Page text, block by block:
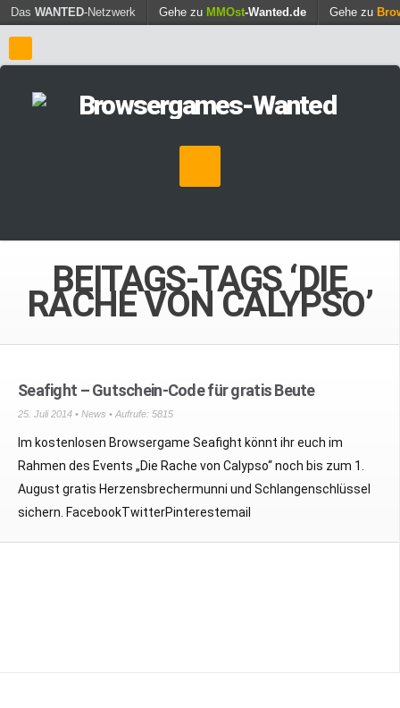
Das WANTED-Netzwerk Gehe zu MMOst-Wanted.de Gehe zu
BEITAGS-TAGS ‘DIE
RACHE VON CALYPSO’
Seafight – Gutschein-Code für gratis Beute
25. Juli 2014 • News • Aufrufe: 5815
Im kostenlosen Browsergame Seafight könnt ihr euch im
Rahmen des Events „Die Rache von Calypso“ noch bis zum 1.
August gratis Herzensbrechermunni und Schlangenschlüssel
sichern. FacebookTwitterPinterestemail
Find out more. Okay, thanks